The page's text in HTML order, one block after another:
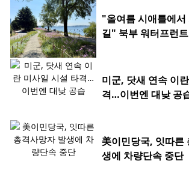
"올여름 시애틀에서
길" 북부 워터프런
미군, 닷새 연속 이
격…이번엔 대낮 공
美이민당국, 잇따른
생에 차량단속 중단